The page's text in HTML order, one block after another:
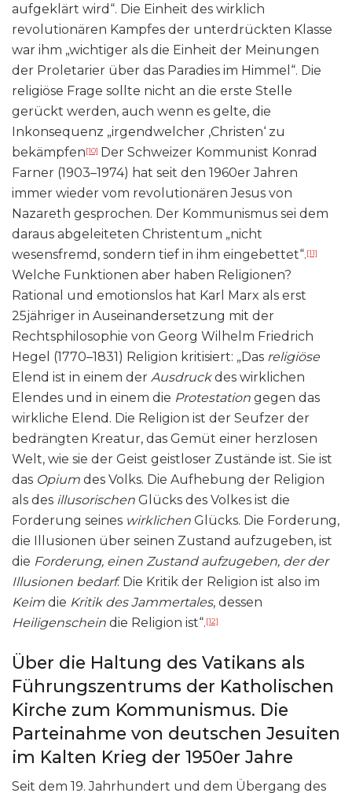
aufgeklärt wird“. Die Einheit des wirklich
revolutionären Kampfes der unterdrückten Klasse
war ihm „wichtiger als die Einheit der Meinungen
der Proletarier über das Paradies im Himmel“. Die
religiöse Frage sollte nicht an die erste Stelle
gerückt werden, auch wenn es gelte, die
Inkonsequenz „irgendwelcher ‚Christen‘ zu
bekämpfen[10] Der Schweizer Kommunist Konrad
Farner (1903–1974) hat seit den 1960er Jahren
immer wieder vom revolutionären Jesus von
Nazareth gesprochen. Der Kommunismus sei dem
daraus abgeleiteten Christentum „nicht
wesensfremd, sondern tief in ihm eingebettet“.[11]
Welche Funktionen aber haben Religionen?
Rational und emotionslos hat Karl Marx als erst
25jähriger in Auseinandersetzung mit der
Rechtsphilosophie von Georg Wilhelm Friedrich
Hegel (1770–1831) Religion kritisiert: „Das religiöse
Elend ist in einem der Ausdruckdes wirklichen
Elendes und in einem die Protestation gegen das
wirkliche Elend. Die Religion ist der Seufzer der
bedrängten Kreatur, das Gemüt einer herzlosen
Welt, wie sie der Geist geistloser Zustände ist. Sie ist
das Opium des Volks. Die Aufhebung der Religion
als des illusorischen Glücks des Volkes ist die
Forderung seines wirklichen Glücks. Die Forderung,
die Illusionen über seinen Zustand aufzugeben, ist
die Forderung, einen Zustand aufzugeben, der der
Illusionen bedarf. Die Kritik der Religion ist also im
Keim die Kritik des Jammertales, dessen
Heiligenschein die Religion ist“.[12]
Über die Haltung des Vatikans als
Führungszentrums der Katholischen
Kirche zum Kommunismus. Die
Parteinahme von deutschen Jesuiten
im Kalten Krieg der 1950er Jahre
Seit dem 19. Jahrhundert und dem Übergang des